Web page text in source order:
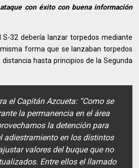
con éxito con buena información
S-32 debería lanzar torpedos mediante
forma que se lanzaban torpedos
hasta principios de la Segunda
el Capitán Azcueta: “Como se
la permanencia en el área
la detención para
adiestramiento en los distintos
valores del buque que no
Entre ellos el llamado